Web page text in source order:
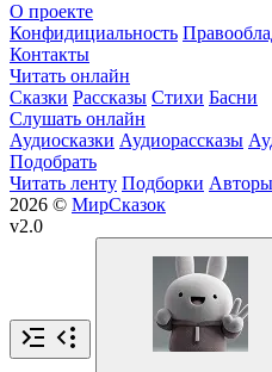
О проекте
Конфидициальность
Контакты
Читать онлайн
Сказки Рассказы Стихи Басни
Слушать онлайн
Аудиосказки Аудиорассказы
Подобрать
Читать ленту Подборки Авторы
2026 © МирСказок
v2.0